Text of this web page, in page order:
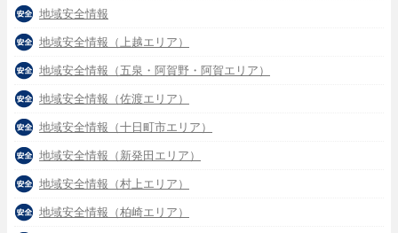
地域安全情報
地域安全情報（上越エリア）
地域安全情報（五泉・阿賀野・阿賀エリア）
地域安全情報（佐渡エリア）
地域安全情報（十日町市エリア）
地域安全情報（新発田エリア）
地域安全情報（村上エリア）
地域安全情報（柏崎エリア）